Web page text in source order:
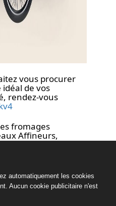
vous procurer
idéal de vos
rendez-vous
fromages
Affineurs,
automatiquement les cookies
Aucun cookie publicitaire n'est